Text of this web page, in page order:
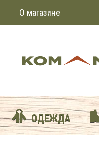
О магазине
ОДЕЖДА